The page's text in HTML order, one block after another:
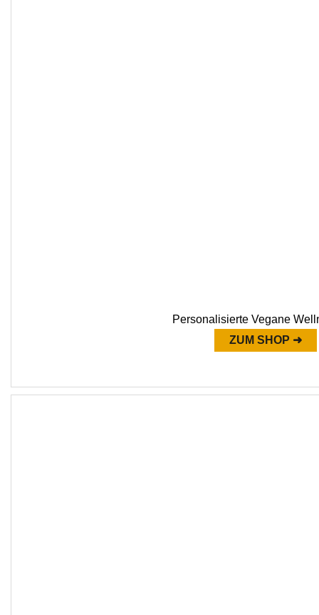
Personalisierte Vegane
ZUM SHOP ➜